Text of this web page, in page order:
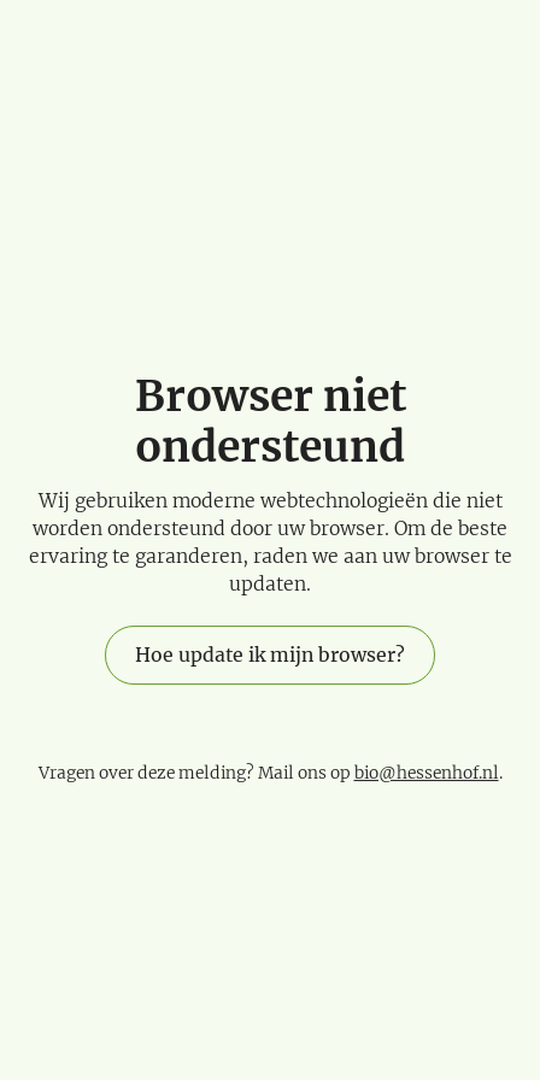
Browser niet
ondersteund
Wij gebruiken moderne webtechnologieën die niet
worden ondersteund door uw browser. Om de beste
ervaring te garanderen, raden we aan uw browser te
updaten.
Hoe update ik mijn browser?
Vragen over deze melding? Mail ons op bio@hessenhof.nl.